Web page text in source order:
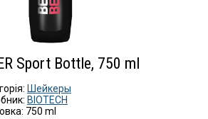
Sport Bottle, 750 ml
Шейкеры
BIOTECH
750 ml